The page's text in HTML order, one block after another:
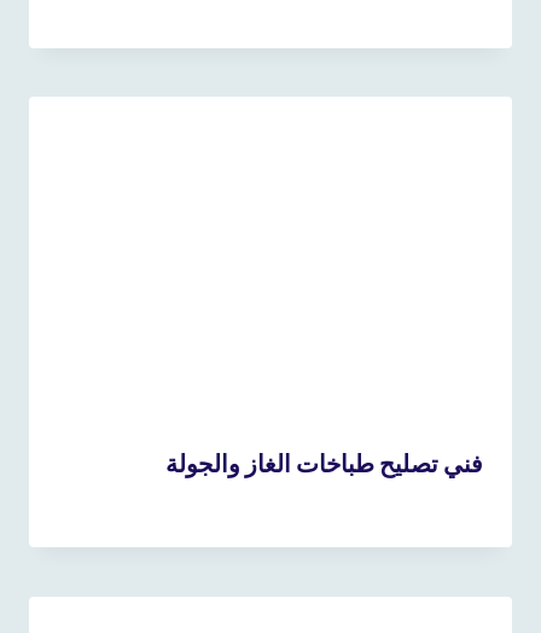
فني تصليح طباخات الغاز والجولة